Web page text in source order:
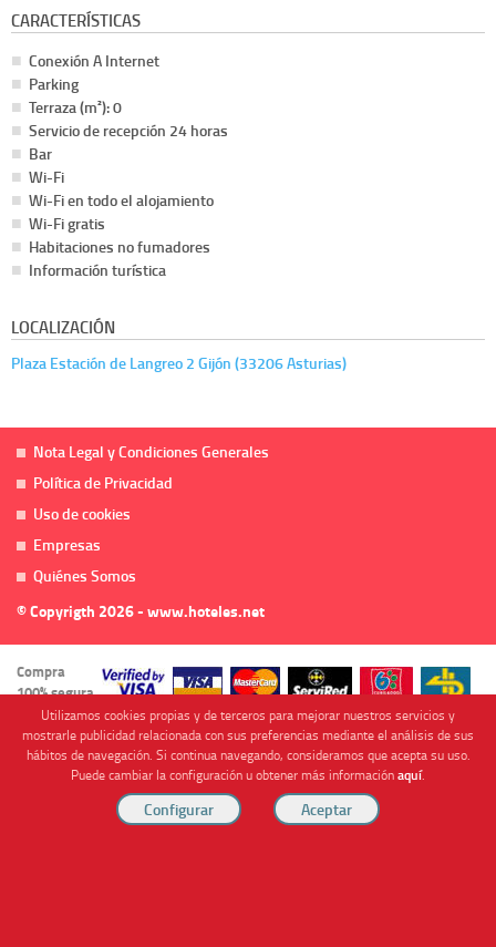
CARACTERÍSTICAS
Conexión A Internet
Parking
Terraza (m²): 0
Servicio de recepción 24 horas
Bar
Wi-Fi
Wi-Fi en todo el alojamiento
Wi-Fi gratis
Habitaciones no fumadores
Información turística
LOCALIZACIÓN
Plaza Estación de Langreo 2 Gijón (33206 Asturias)
Nota Legal y Condiciones Generales
Política de Privacidad
Uso de cookies
Empresas
Quiénes Somos
© Copyrigth 2026 - www.hoteles.net
Compra
100% segura
Cofinanciado por
Utilizamos cookies propias y de terceros para mejorar nuestros servicios y
mostrarle publicidad relacionada con sus preferencias mediante el análisis de sus
hábitos de navegación. Si continua navegando, consideramos que acepta su uso.
Puede cambiar la configuración u obtener más informaciónaquí.